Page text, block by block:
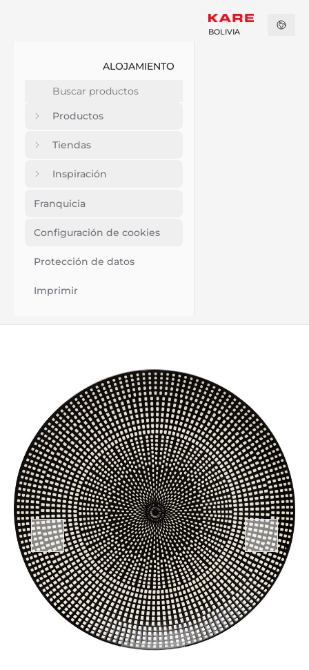
ALOJAMIENTO
Productos
Tiendas
Inspiración
Franquicia
Configuración de cookies
Protección de datos
Imprimir
BOLIVIA